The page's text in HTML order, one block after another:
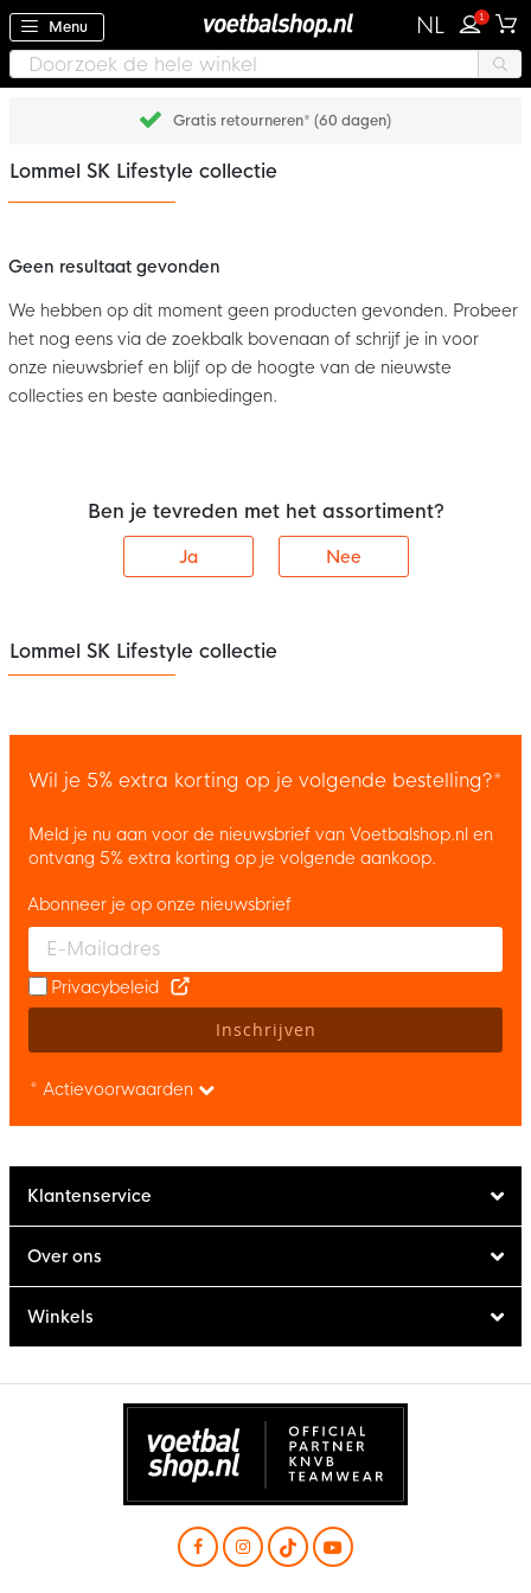
Menu NL 1
Gratis retourneren* (60 dagen)
Lommel SK Lifestyle collectie
Geen resultaat gevonden
We hebben op dit moment geen producten gevonden. Probeer
het nog eens via de zoekbalk bovenaan of schrijf je in voor
onze nieuwsbrief en blijf op de hoogte van de nieuwste
collecties en beste aanbiedingen.
Ben je tevreden met het assortiment?
Ja Nee
Lommel SK Lifestyle collectie
Wil je 5% extra korting op je volgende bestelling?*
Meld je nu aan voor de nieuwsbrief van Voetbalshop.nl en
ontvang 5% extra korting op je volgende aankoop.
Enter your email and accept the privacy policy to subscribe to
Abonneer je op onze nieuwsbrief
Privacybeleid
Inschrijven
* Actievoorwaarden
Klantenservice
Over ons
Winkels